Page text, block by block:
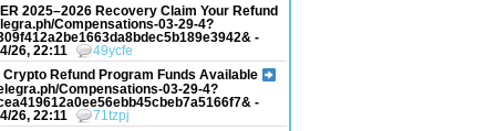
2025–2026 Recovery Claim Your Refund
Compensations-03-29-4?
-
26, 22:11
49ycfe
Crypto Refund Program Funds Available
Compensations-03-29-4?
-
26, 22:11
71tzpj